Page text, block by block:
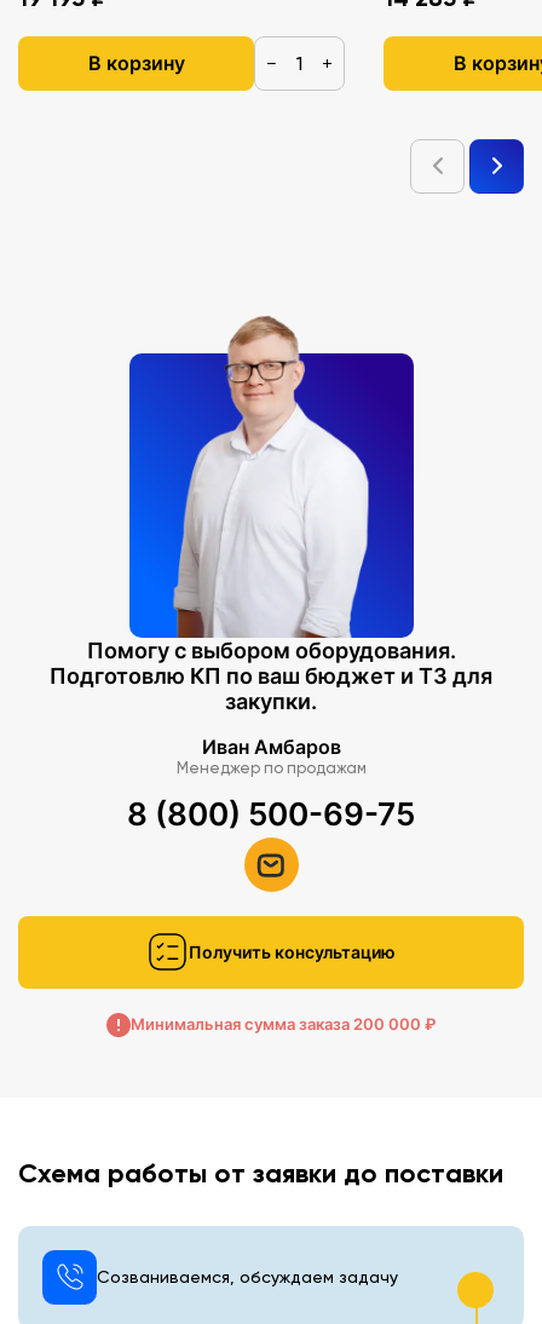
В корзину − + В
Помогу с выбором оборудования.
Подготовлю КП по ваш бюджет и ТЗ для
закупки.
Иван Амбаров
Менеджер по продажам
8 (800) 500-69-75
Получить консультацию
Минимальная сумма заказа 200 000 ₽
Схема работы от заявки до поставки
Созваниваемся, обсуждаем задачу